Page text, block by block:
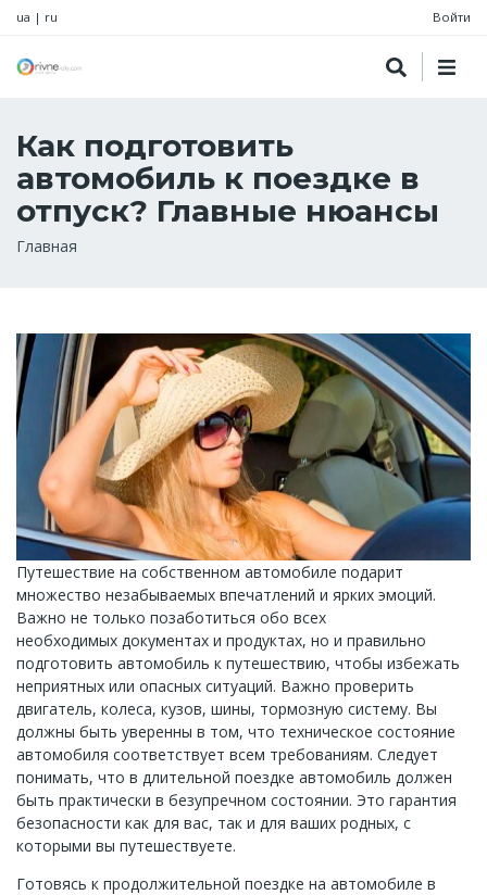
ua | ru Войти
Как подготовить
автомобиль к поездке в
отпуск? Главные нюансы
Строка
Главная
Путешествие на собственном автомобиле подарит
множество незабываемых впечатлений и ярких эмоций.
Важно не только позаботиться обо всех
необходимых документах и продуктах, но и правильно
подготовить автомобиль к путешествию, чтобы избежать
неприятных или опасных ситуаций. Важно проверить
двигатель, колеса, кузов, шины, тормозную систему. Вы
должны быть уверенны в том, что техническое состояние
автомобиля соответствует всем требованиям. Следует
понимать, что в длительной поездке автомобиль должен
быть практически в безупречном состоянии. Это гарантия
безопасности как для вас, так и для ваших родных, с
которыми вы путешествуете.
Готовясь к продолжительной поездке на автомобиле в